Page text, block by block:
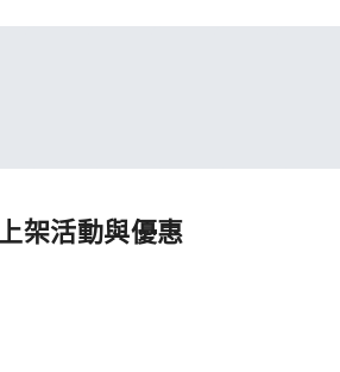
架活動與優惠